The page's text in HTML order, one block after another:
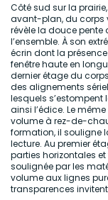
Côté sud sur la
avant-plan, du corps
révèle la douce pente
l’ensemble. À son
écrin dont la
fenêtre haute en
dernier étage du
des alignements
lesquels s’estompent
ainsi l’édice. Le
volume à rez-de-
formation, il souligne
lecture. Au premier
parties horizontales
soulignée par les
volume aux lignes
transparences